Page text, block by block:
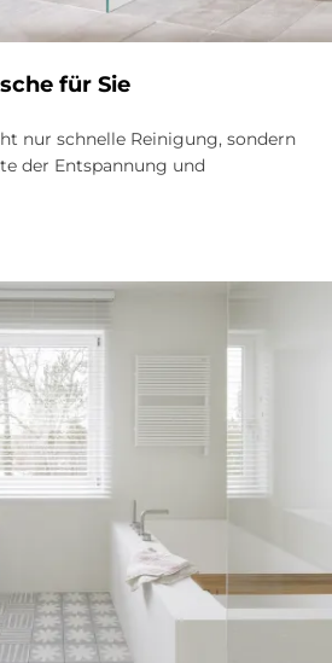
für Sie
nur schnelle Reinigung, sondern
der Entspannung und